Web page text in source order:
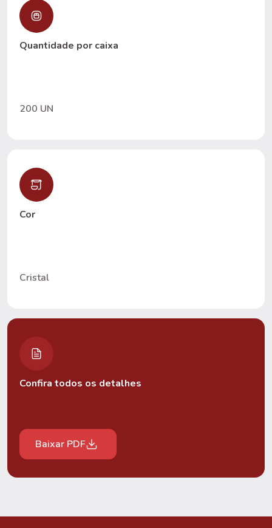
Quantidade por caixa
200 UN
Cor
Cristal
Confira todos os detalhes
Baixar PDF